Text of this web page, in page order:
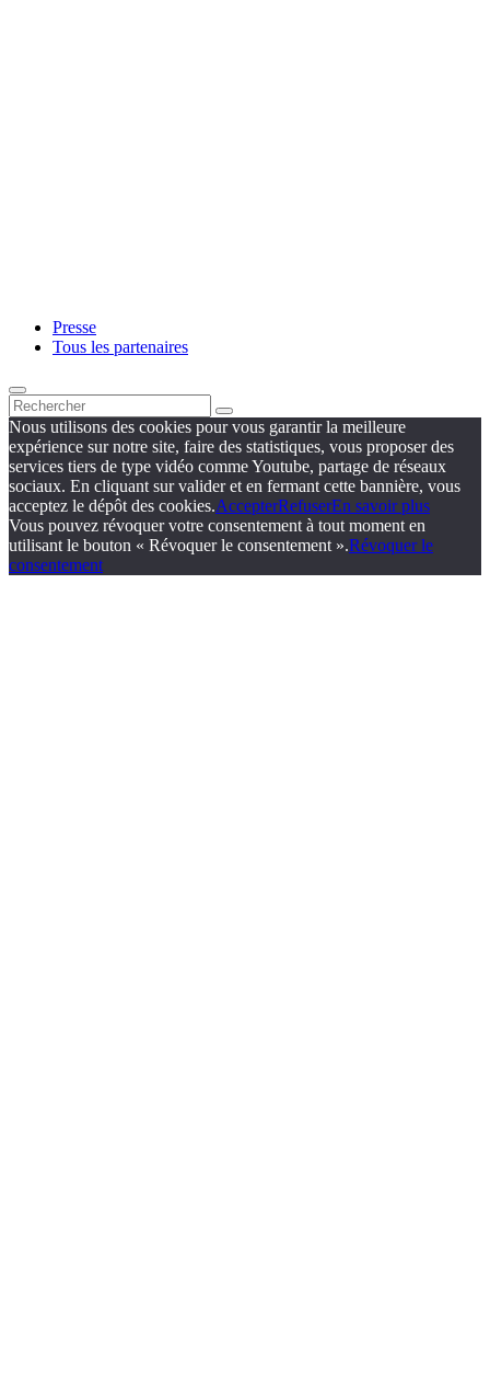
Presse
Tous les partenaires
Nous utilisons des cookies pour vous garantir la meilleure
expérience sur notre site, faire des statistiques, vous proposer des
services tiers de type vidéo comme Youtube, partage de réseaux
sociaux. En cliquant sur valider et en fermant cette bannière, vous
acceptez le dépôt des cookies.AccepterRefuserEn savoir plus
Vous pouvez révoquer votre consentement à tout moment en
utilisant le bouton « Révoquer le consentement ».Révoquer le
consentement